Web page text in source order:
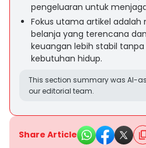
pengeluaran untuk
Fokus utama artikel
belanja yang terencana
keuangan lebih stabil
kebutuhan hidup.
This section summary was AI-
our editorial team.
Share Article